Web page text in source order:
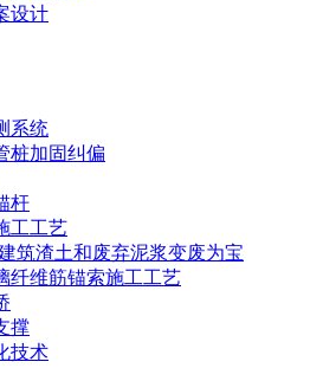
设计
系统
桩加固纠偏
杆
工工艺
筑渣土和废弃泥浆变废为宝
纤维筋锚索施工工艺
撑
技术